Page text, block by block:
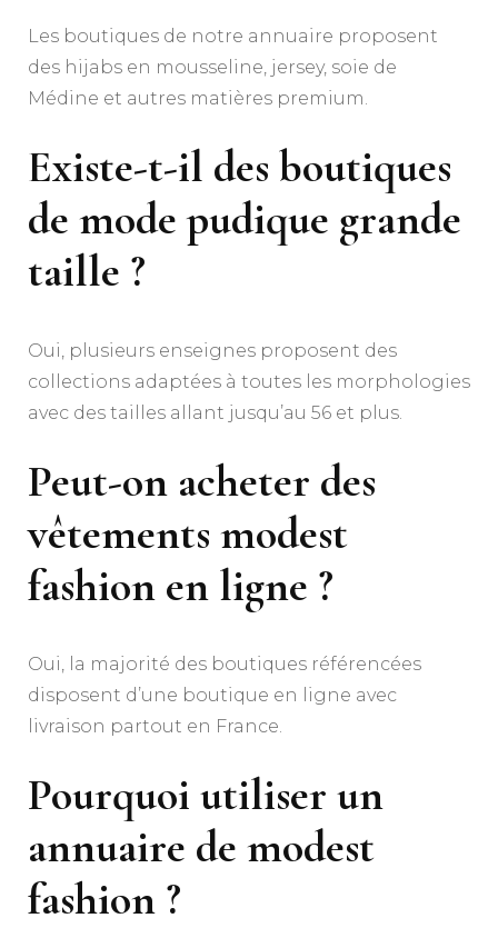
Les boutiques de notre annuaire proposent
des hijabs en mousseline, jersey, soie de
Médine et autres matières premium.
Existe-t-il des boutiques
de mode pudique grande
taille ?
Oui, plusieurs enseignes proposent des
collections adaptées à toutes les morphologies
avec des tailles allant jusqu’au 56 et plus.
Peut-on acheter des
vêtements modest
fashion en ligne ?
Oui, la majorité des boutiques référencées
disposent d’une boutique en ligne avec
livraison partout en France.
Pourquoi utiliser un
annuaire de modest
fashion ?